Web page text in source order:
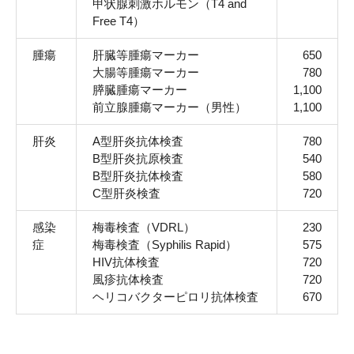
甲状腺刺激ホルモン（T4 and
Free T4）
腫瘍
肝臓等腫瘍マーカー
大腸等腫瘍マーカー
膵臓腫瘍マーカー
前⽴腺腫瘍マーカー（男性）
650
780
1,100
1,100
肝炎
A型肝炎抗体検査
B型肝炎抗原検査
B型肝炎抗体検査
C型肝炎検査
780
540
580
720
感染
症
梅毒検査（VDRL）
梅毒検査（Syphilis Rapid）
HIV抗体検査
風疹抗体検査
ヘリコバクターピロリ抗体検査
230
575
720
720
670